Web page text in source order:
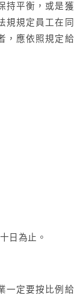
持平衡，或是獲
規規定員工在同
，應依照規定給
日為止。
一定要按比例給